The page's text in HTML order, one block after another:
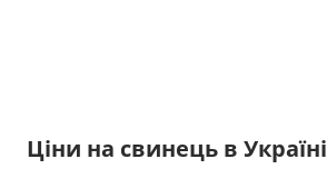
Ціни на свинець в Україні